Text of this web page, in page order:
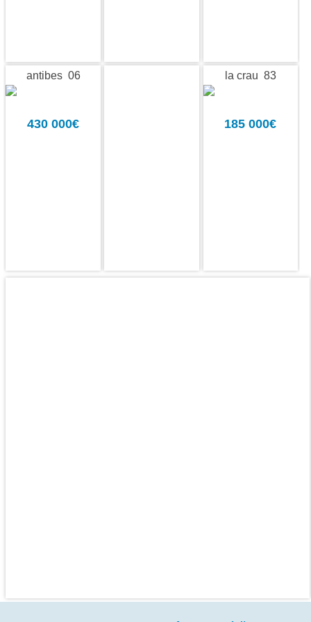
antibes 06
430 000€
la crau 83
185 000€